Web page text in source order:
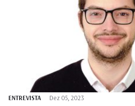
ENTREVISTA Dez 05, 2023